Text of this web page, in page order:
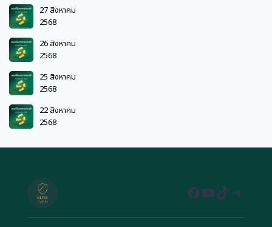
27 สิงหาคม
2568
26 สิงหาคม
2568
25 สิงหาคม
2568
22 สิงหาคม
2568
Facebook
YouTube
TikTok